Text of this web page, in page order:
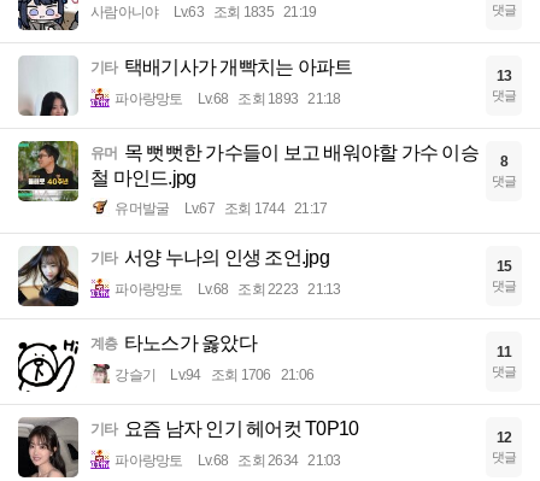
사람아니야 Lv.63 조회 1835 21:19 댓글
기타 택배기사가 개빡치는 아파트
파아랑망토 Lv.68 조회 1893 21:18
13
댓글
유머 목 뻣뻣한 가수들이 보고 배워야할 가수 이승
철 마인드.jpg
유머발굴 Lv.67 조회 1744 21:17
8
댓글
기타 서양 누나의 인생 조언.jpg
파아랑망토 Lv.68 조회 2223 21:13
15
댓글
계층 타노스가 옳았다
강슬기 Lv.94 조회 1706 21:06
11
댓글
기타 요즘 남자 인기 헤어컷 T0P10
파아랑망토 Lv.68 조회 2634 21:03
12
댓글